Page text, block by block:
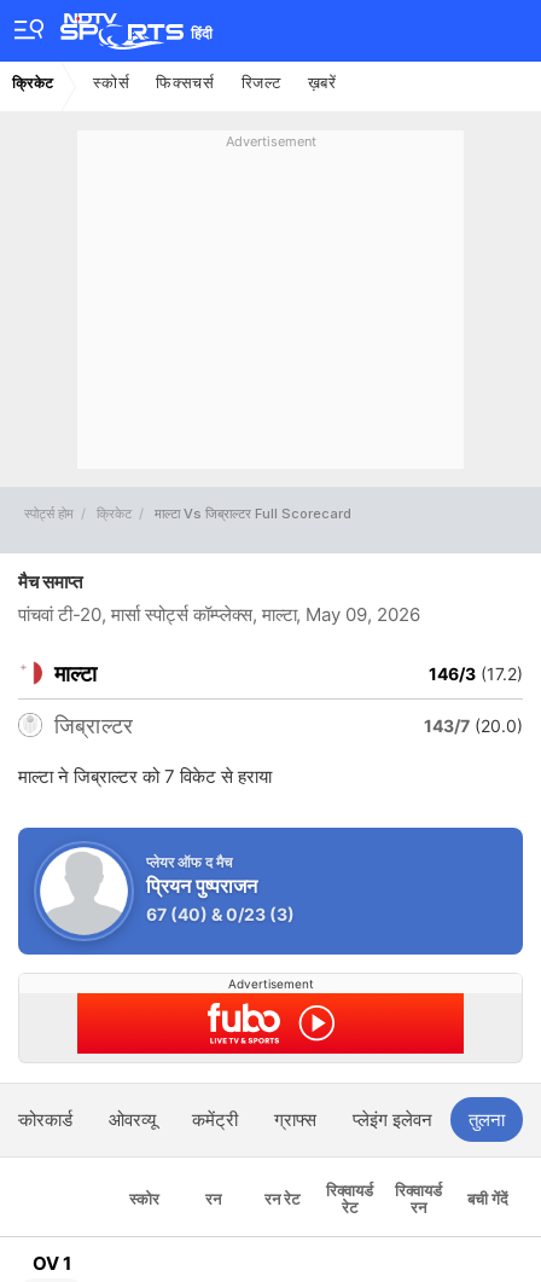
हिंदी
क्रिकेट स्कोर्स फिक्सचर्स रिजल्ट ख़बरें
Advertisement
स्पोर्ट्स होम क्रिकेट माल्टा Vs जिब्राल्टर Full Scorecard
मैच समाप्त
पांचवां टी-20, मार्सा स्पोर्ट्स कॉम्प्लेक्स, माल्टा, May 09, 2026
माल्टा 146/3 (17.2)
जिब्राल्टर 143/7 (20.0)
माल्टा ने जिब्राल्टर को 7 विकेट से हराया
प्लेयर ऑफ द मैच
प्रियन पुष्पराजन
67 (40) &0/23 (3)
Advertisement
स्कोरकार्ड ओवरव्यू कमेंट्री ग्राफ्स प्लेइंग इलेवन तुलना
स्कोर रन रन रेट
रिक्वायर्ड
रेट
रिक्वायर्ड
रन
बची गेंदें
OV 1